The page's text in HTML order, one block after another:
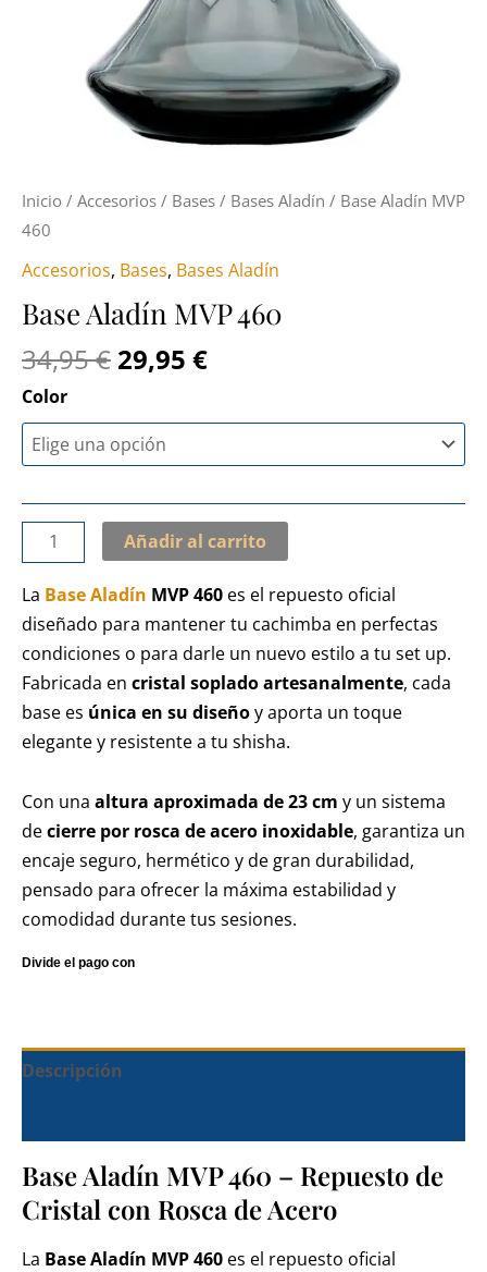
Inicio / Accesorios / Bases / Bases Aladín / Base Aladín MVP
460
Accesorios, Bases, Bases Aladín
Base Aladín MVP 460
34,95€ 29,95 €
Color
Añadir al carrito
La Base Aladín MVP 460 es el repuesto oficial
diseñado para mantener tu cachimba en perfectas
condiciones o para darle un nuevo estilo a tu set up.
Fabricada en cristal soplado artesanalmente, cada
base es única en su diseñoy aporta un toque
elegante y resistente a tu shisha.
Con una altura aproximada de 23 cm y un sistema
decierre por rosca de acero inoxidable, garantiza un
encaje seguro, hermético y de gran durabilidad,
pensado para ofrecer la máxima estabilidad y
comodidad durante tus sesiones.
Descripción
Base Aladín MVP 460 – Repuesto de
Cristal con Rosca de Acero
La Base Aladín MVP 460 es el repuesto oficial